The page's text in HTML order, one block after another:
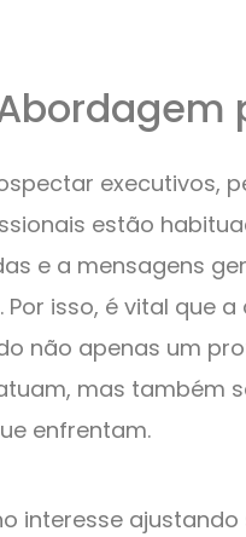
executivos,
estão
e a mensagens
isso, é vital que
não apenas um
mas também
enfrentam.
interesse